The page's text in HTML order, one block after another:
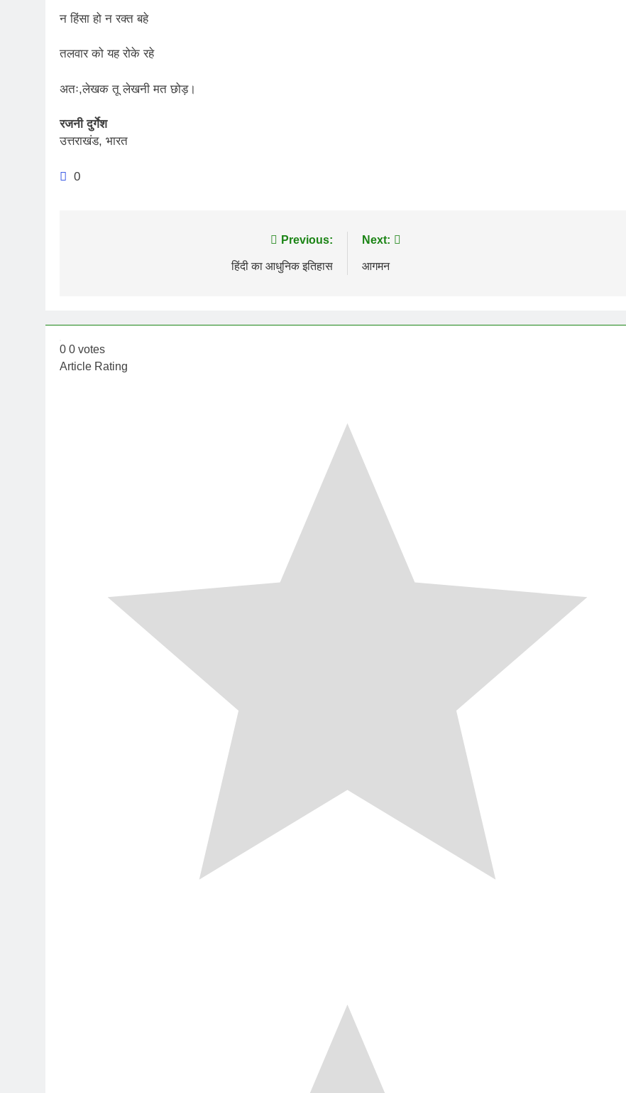
न हिंसा हो न रक्त बहे
तलवार को यह रोके रहे
अतः,लेखक तू लेखनी मत छोड़।
रजनी दुर्गेश
उत्तराखंड, भारत
0
Previous:
हिंदी का आधुनिक इतिहास
Next:
आगमन
0 0 votes
Article Rating